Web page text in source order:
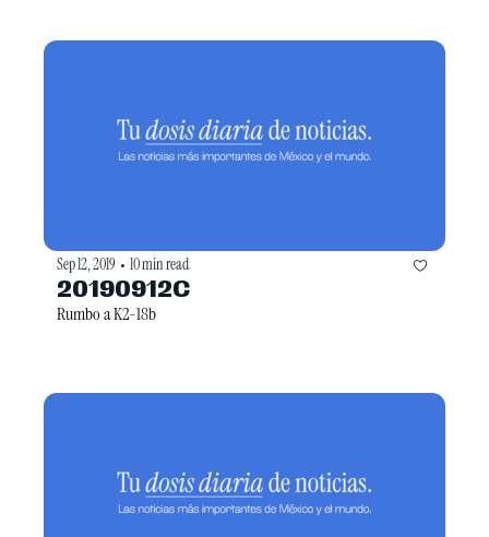
Sep 12, 2019 • 10 min read
20190912C
Rumbo a K2-18b